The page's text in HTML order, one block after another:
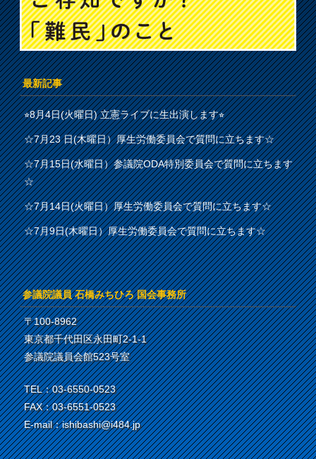
最新記事
⭐︎8月4日(火曜日) 立憲ライブに生出演します⭐︎
☆7月23 日(木曜日）厚生労働委員会で質問に立ちます☆
☆7月15日(水曜日）参議院ODA特別委員会で質問に立ちます
☆
☆7月14日(火曜日）厚生労働委員会で質問に立ちます☆
☆7月9日(木曜日）厚生労働委員会で質問に立ちます☆
参議院議員 石橋みちひろ 国会事務所
〒100-8962
東京都千代田区永田町2-1-1
参議院議員会館523号室
TEL：03-6550-0523
FAX：03-6551-0523
E-mail：ishibashi@i484.jp